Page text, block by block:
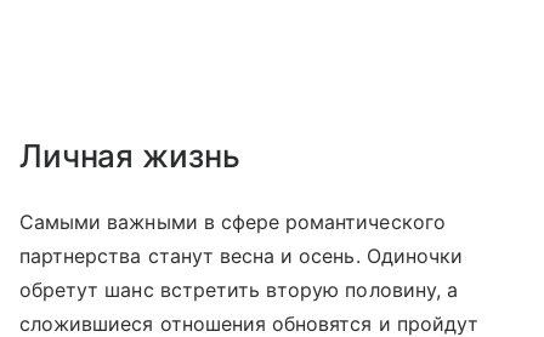
Личная жизнь
Самыми важными в сфере романтического
партнерства станут весна и осень. Одиночки
обретут шанс встретить вторую половину, а
сложившиеся отношения обновятся и пройдут